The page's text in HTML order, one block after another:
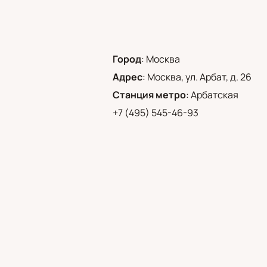
Город: Москва
Адрес: Москва, ул. Арбат, д. 26
Станция метро:Арбатская
+7 (495) 545-46-93